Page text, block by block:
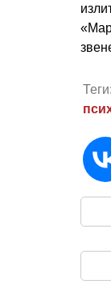
Теги: